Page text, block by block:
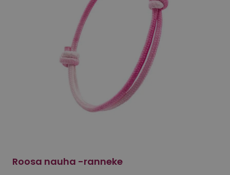
Roosa nauha -ranneke